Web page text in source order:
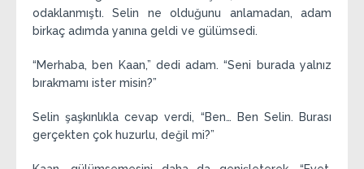
odaklanmıştı. Selin ne olduğunu anlamadan, adam
birkaç adımda yanına geldi ve gülümsedi.
“Merhaba, ben Kaan,” dedi adam. “Seni burada yalnız
bırakmamı ister misin?”
Selin şaşkınlıkla cevap verdi, “Ben… Ben Selin. Burası
gerçekten çok huzurlu, değil mi?”